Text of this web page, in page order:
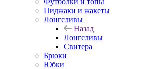
Футболки и топы
Пиджаки и жакеты
Лонгсливы
Назад
Лонгсливы
Свитера
Брюки
Юбки